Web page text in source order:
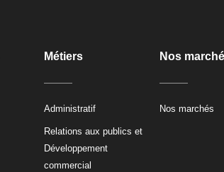
Métiers
Administratif
Relations aux publics et
Développement
commercial
Nos
Nos marchés